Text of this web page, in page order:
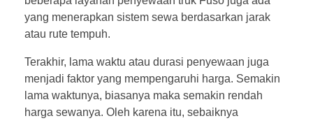
yang menerapkan sistem sewa berdasarkan jarak
atau rute tempuh.
Terakhir, lama waktu atau durasi penyewaan juga
menjadi faktor yang mempengaruhi harga. Semakin
lama waktunya, biasanya maka semakin rendah
harga sewanya. Oleh karena itu, sebaiknya